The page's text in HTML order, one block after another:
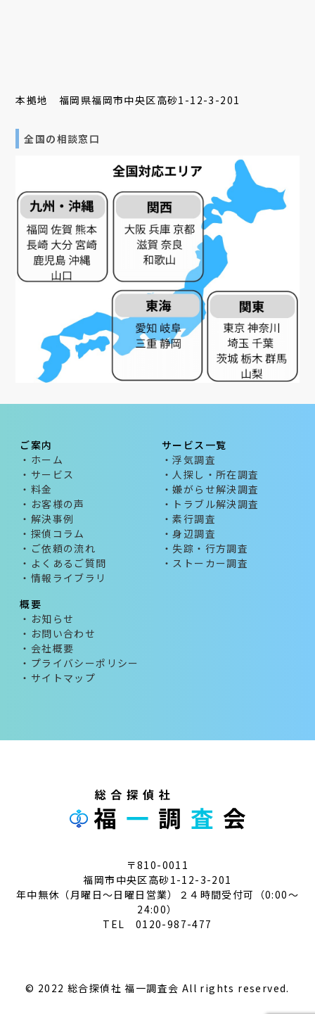
本拠地 福岡県福岡市中央区高砂1-12-3-201
全国の相談窓口
ご案内
・ホーム
・サービス
・料金
・お客様の声
・解決事例
・探偵コラム
・ご依頼の流れ
・よくあるご質問
・情報ライブラリ
サービス一覧
・浮気調査
・人探し・所在調査
・嫌がらせ解決調査
・トラブル解決調査
・素行調査
・身辺調査
・失踪・行方調査
・ストーカー調査
概要
・お知らせ
・お問い合わせ
・会社概要
・プライバシーポリシー
・サイトマップ
〒810-0011
福岡市中央区高砂1-12-3-201
年中無休（月曜日～日曜日営業）２４時間受付可（0:00～
24:00）
TEL 0120-987-477
© 2022 総合探偵社 福一調査会 All rights reserved.